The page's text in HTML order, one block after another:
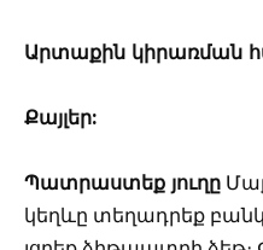
Արտաքին կիրառման
Քայլեր:
Պատրաստեք յուղը
կեղևը տեղադրեք